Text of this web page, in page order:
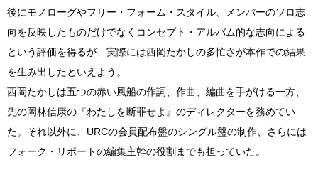
後にモノローグやフリー・フォーム・スタイル、メンバーのソロ志
向を反映したものだけでなくコンセプト・アルバム的な志向による
という評価を得るが、実際には西岡たかしの多忙さが本作での結果
を生み出したといえよう。
西岡たかしは五つの赤い風船の作詞、作曲、編曲を手がける一方、
先の岡林信康の『わたしを断罪せよ』のディレクターを務めてい
た。それ以外に、URCの会員配布盤のシングル盤の制作、さらには
フォーク・リポートの編集主幹の役割までも担っていた。